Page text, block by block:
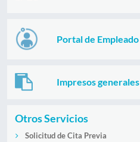
Portal de Empleado
Impresos generales
Otros Servicios
Solicitud de Cita Previa